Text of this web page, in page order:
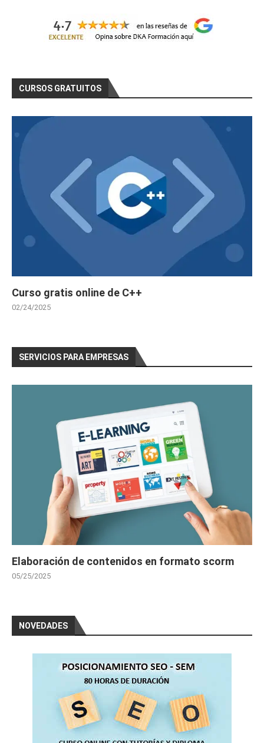
CURSOS GRATUITOS
Curso gratis online de C++
02/24/2025
SERVICIOS PARA EMPRESAS
Elaboración de contenidos en formato scorm
05/25/2025
NOVEDADES